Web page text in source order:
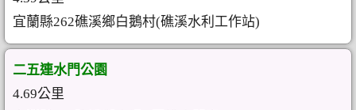
宜蘭縣262礁溪鄉白鵝村(礁溪水利工作站)
二五連水門公園
4.69公里